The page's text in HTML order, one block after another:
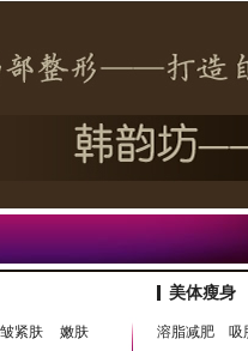
脸娃娃，北京隆鼻，矫正歪鼻，北
紧肤
嫩肤
美体瘦身
溶脂减肥
吸